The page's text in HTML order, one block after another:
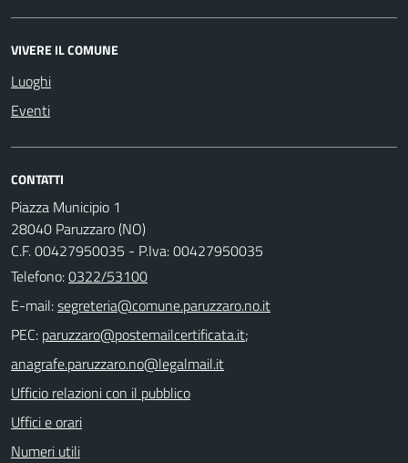
VIVERE IL COMUNE
Luoghi
Eventi
CONTATTI
Piazza Municipio 1
28040 Paruzzaro (NO)
C.F. 00427950035 - P.Iva: 00427950035
Telefono:0322/53100
E-mail:
PEC:
;
Ufficio relazioni con il pubblico
Uffici e orari
Numeri utili